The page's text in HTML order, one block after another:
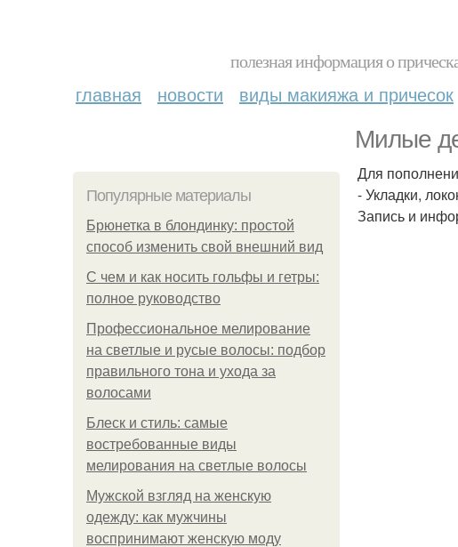
полезная информация о
главная новости виды макияжа и причесок
Милые
Популярные материалы
Брюнетка в блондинку: простой
способ изменить свой внешний вид
С чем и как носить гольфы и гетры:
полное руководство
Профессиональное мелирование
на светлые и русые волосы: подбор
правильного тона и ухода за
волосами
Блеск и стиль: самые
востребованные виды
мелирования на светлые волосы
Мужской взгляд на женскую
одежду: как мужчины
воспринимают женскую моду
Для
- Укладки,
Запись и